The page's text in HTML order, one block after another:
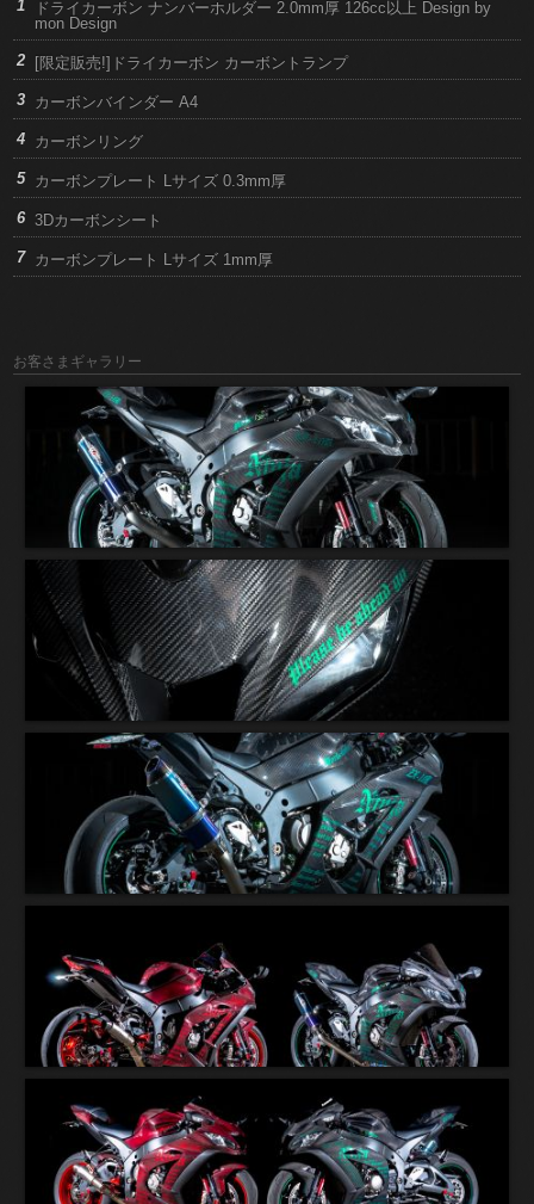
ドライカーボン ナンバーホルダー 2.0mm厚 126cc以上 Design by
mon Design
[限定販売!]ドライカーボン カーボントランプ
カーボンバインダー A4
カーボンリング
カーボンプレート Lサイズ 0.3mm厚
3Dカーボンシート
カーボンプレート Lサイズ 1mm厚
お客さまギャラリー